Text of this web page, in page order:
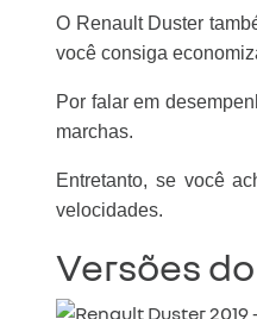
O Renault Duster
você consiga
Por falar em
marchas.
Entretanto, se você
velocidades.
Versões